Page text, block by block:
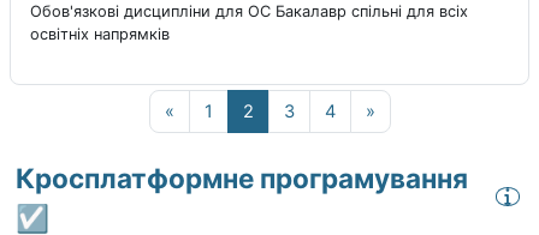
Обов'язкові дисципліни для ОС Бакалавр спільні для всіх
освітніх напрямків
«Попередня сторінка
1 Сторінка 1
2Сторінка 2
3Сторінка 3
4Сторінка 4
»Наступна сторінка
Кросплатформне програмування
☑️